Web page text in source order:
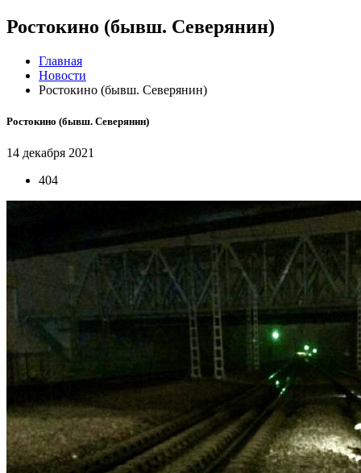
Ростокино (бывш. Северянин)
Главная
Новости
Ростокино (бывш. Северянин)
Ростокино (бывш. Северянин)
14 декабря 2021
404